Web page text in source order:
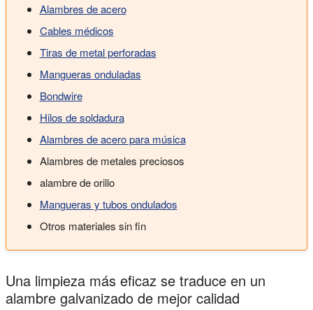
Alambres de acero
Cables médicos
Tiras de metal perforadas
Mangueras onduladas
Bondwire
Hilos de soldadura
Alambres de acero para música
Alambres de metales preciosos
alambre de orillo
Mangueras y tubos ondulados
Otros materiales sin fin
Una limpieza más eficaz se traduce en un
alambre galvanizado de mejor calidad